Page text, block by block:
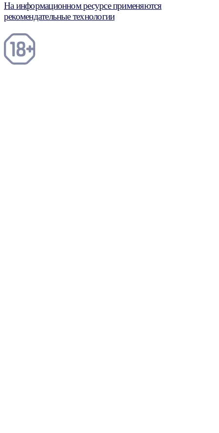
На информационном ресурсе применяются
рекомендательные технологии